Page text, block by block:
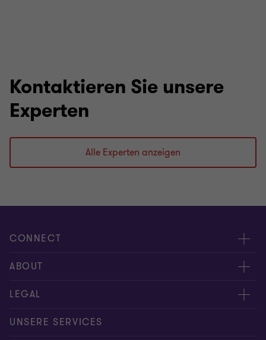
Kontaktieren Sie unsere
Experten
Alle Experten anzeigen
CONNECT
Kontakt
Experten
ABOUT
Über uns
Karriere
LEGAL
Impressum
UNSERE SERVICES